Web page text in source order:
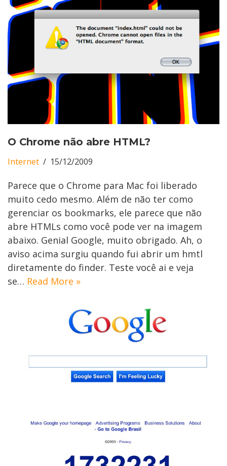
O Chrome não abre HTML?
Internet 15/12/2009
Parece que o Chrome para Mac foi liberado
muito cedo mesmo. Além de não ter como
gerenciar os bookmarks, ele parece que não
abre HTMLs como você pode ver na imagem
abaixo. Genial Google, muito obrigado. Ah, o
aviso acima surgiu quando fui abrir um hmtl
diretamente do finder. Teste você ai e veja
se… Read More »